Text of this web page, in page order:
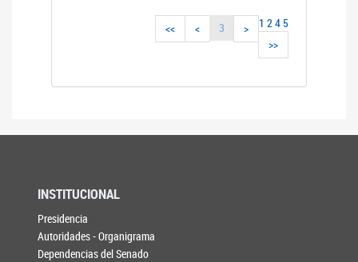
<< < 1 2
3 4 5
>
>>
INSTITUCIONAL
Presidencia
Autoridades - Organigrama
Dependencias del Senado